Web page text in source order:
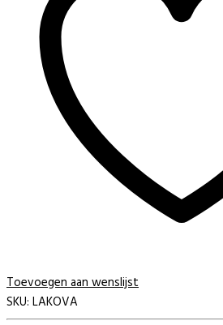
Toevoegen aan wenslijst
SKU: LAKOVA